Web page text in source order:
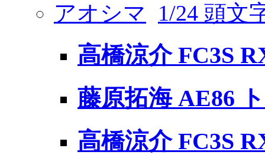
アオシマ 1/24 頭文
高橋涼介 FC3S
藤原拓海 AE86
高橋涼介 FC3S